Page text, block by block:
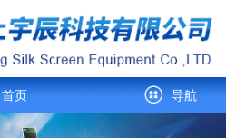
首页 导航